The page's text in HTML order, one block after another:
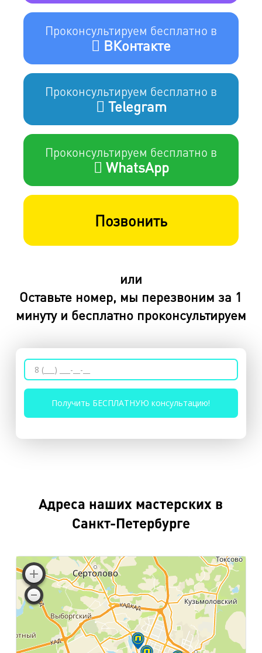
Проконсультируем бесплатно в
ВКонтакте
Проконсультируем бесплатно в
Telegram
Проконсультируем бесплатно в
WhatsApp
Позвонить
или
Оставьте номер, мы перезвоним за 1
минуту и бесплатно проконсультируем
Адреса наших мастерских в
Санкт-Петербурге